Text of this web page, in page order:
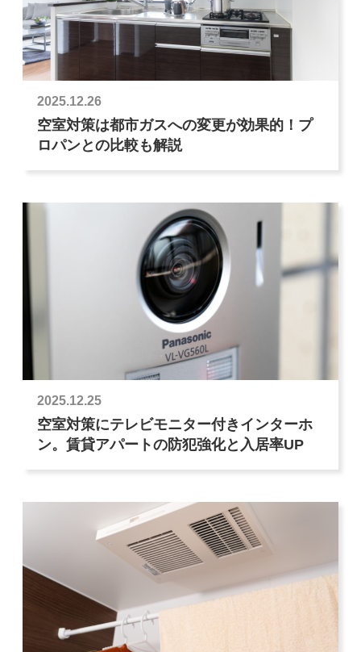
2025.12.26
空室対策は都市ガスへの変更が効果的！プ
ロパンとの比較も解説
2025.12.25
空室対策にテレビモニター付きインターホ
ン。賃貸アパートの防犯強化と入居率UP